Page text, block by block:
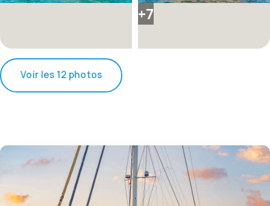
+7
Voir les 12 photos